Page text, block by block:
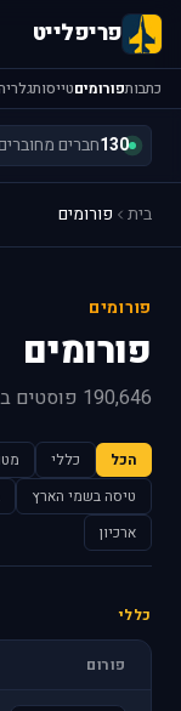
פריפלייט
כתבותפורומיםטייסות
130חברים
בית פורומים
פורומים
פורומים
190,646 פוסטים ב-19,749 דיונים.
הכל כללי
טיסה בשמי הארץ
ארכיון
כללי
פורום